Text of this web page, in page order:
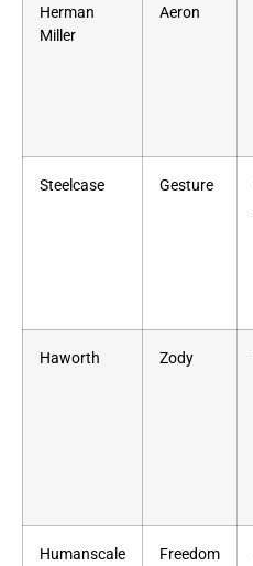
Herman
Miller
Aeron
Steelcase Gesture
Haworth Zody
Humanscale Freedom